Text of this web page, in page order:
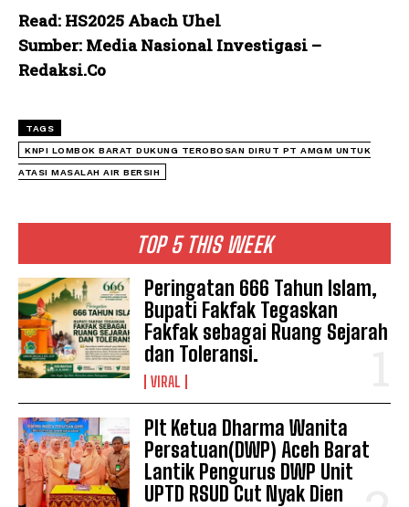
TOP 5 THIS WEEK
Peringatan 666 Tahun Islam,
Bupati Fakfak Tegaskan
Fakfak sebagai Ruang Sejarah
dan Toleransi.
VIRAL
Plt Ketua Dharma Wanita
Persatuan(DWP) Aceh Barat
Lantik Pengurus DWP Unit
UPTD RSUD Cut Nyak Dien
Read: HS2025 Abach Uhel
Sumber: Media Nasional Investigasi –
Redaksi.Co
TAGS
KNPI LOMBOK BARAT DUKUNG TEROBOSAN DIRUT PT AMGM UNTUK
ATASI MASALAH AIR BERSIH